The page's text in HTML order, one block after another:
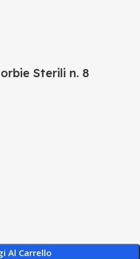
Sterili n. 8
Al Carrello